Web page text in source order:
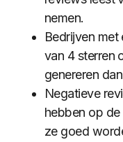
nemen.
Bedrijven
van 4 sterren
genereren
Negatieve
hebben op de
ze goed